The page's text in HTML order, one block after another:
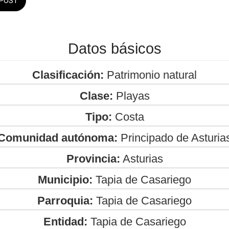
Datos básicos
Clasificación: Patrimonio natural
Clase: Playas
Tipo: Costa
autónoma: Principado de
Provincia: Asturias
Municipio: Tapia de Casariego
Parroquia: Tapia de Casariego
Entidad: Tapia de Casariego